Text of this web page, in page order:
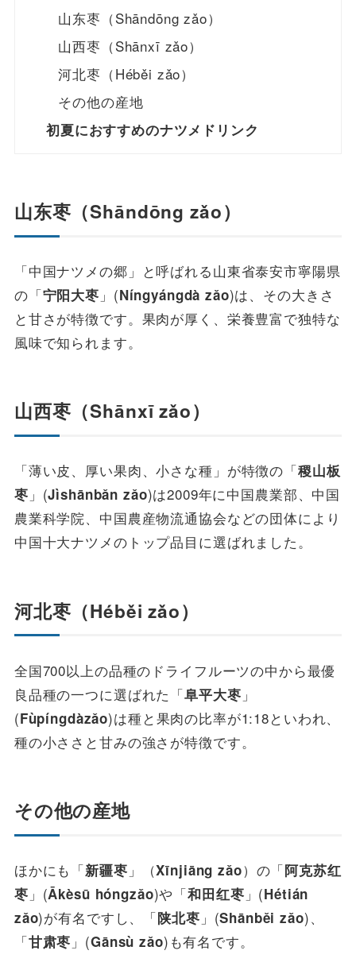
山东枣（Shāndōng zǎo）
山西枣（Shānxī zǎo）
河北枣（Héběi zǎo）
その他の産地
初夏におすすめのナツメドリンク
山东枣 （Shāndōng zǎo）
「中国ナツメの郷」と呼ばれる山東省泰安市寧陽県
の「宁阳大枣 」(Níngyángdà zǎo)は、その大きさ
と甘さが特徴です。果肉が厚く、栄養豊富で独特な
風味で知られます。
山西枣 （Shānxī zǎo）
「薄い皮、厚い果肉、小さな種」が特徴の「稷山板
枣 」(Jìshānbǎn zǎo)は2009年に中国農業部、中国
農業科学院、中国農産物流通協会などの団体により
中国十大ナツメのトップ品目に選ばれました。
河北枣 （Héběi zǎo）
全国700以上の品種のドライフルーツの中から最優
良品種の一つに選ばれた「阜平大枣 」
(Fùpíngdàzǎo)は種と果肉の比率が1:18といわれ、
種の小ささと甘みの強さが特徴です。
その他の産地
ほかにも「新疆枣 」（Xīnjiāng zǎo）の「阿克苏红
枣 」(Ākèsū hóngzǎo)や「和田红枣 」(Hétián
zǎo)が有名ですし、「陕北枣 」(Shānběi zǎo)、
「甘肃枣 」(Gānsù zǎo)も有名です。